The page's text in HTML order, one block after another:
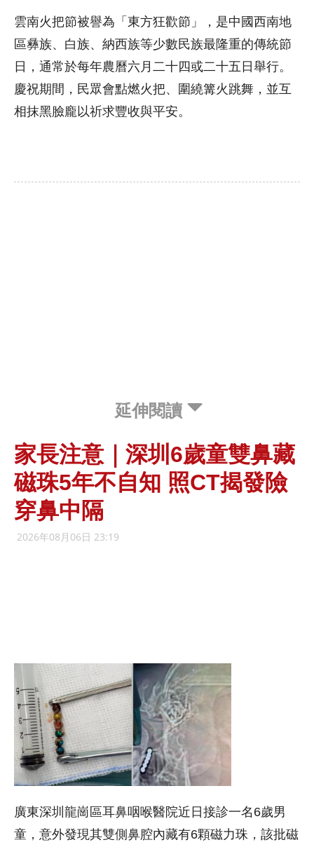
雲南火把節被譽為「東方狂歡節」，是中國西南地
區彝族、白族、納西族等少數民族最隆重的傳統節
日，通常於每年農曆六月二十四或二十五日舉行。
慶祝期間，民眾會點燃火把、圍繞篝火跳舞，並互
相抹黑臉龐以祈求豐收與平安。
延伸閱讀
家長注意｜深圳6歲童雙鼻藏
磁珠5年不自知 照CT揭發險
穿鼻中隔
2026年08月06日 23:19
廣東深圳龍崗區耳鼻咽喉醫院近日接診一名6歲男
童，意外發現其雙側鼻腔內藏有6顆磁力珠，該批磁